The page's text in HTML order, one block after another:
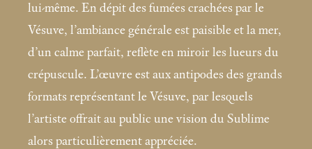
lui-même. En dépit des fumées crachées par le
Vésuve, l’ambiance générale est paisible et la mer,
d’un calme parfait, reflète en miroir les lueurs du
crépuscule. L’œuvre est aux antipodes des grands
formats représentant le Vésuve, par lesquels
l’artiste offrait au public une vision du Sublime
alors particulièrement appréciée.